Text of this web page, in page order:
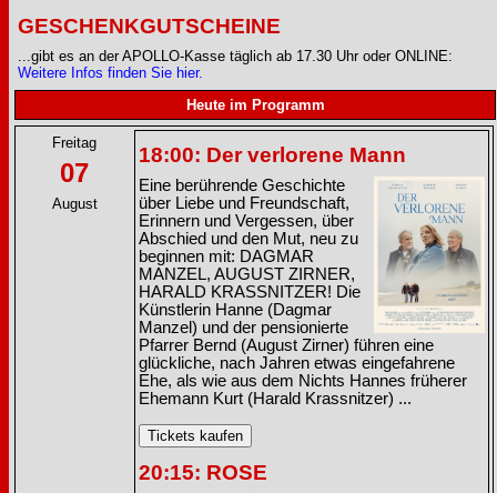
GESCHENKGUTSCHEINE
...gibt es an der APOLLO-Kasse täglich ab 17.30 Uhr oder ONLINE:
Weitere Infos finden Sie hier.
Heute im Programm
Freitag
07
August
18:00: Der verlorene Mann
Eine berührende Geschichte
über Liebe und Freundschaft,
Erinnern und Vergessen, über
Abschied und den Mut, neu zu
beginnen mit: DAGMAR
MANZEL, AUGUST ZIRNER,
HARALD KRASSNITZER! Die
Künstlerin Hanne (Dagmar
Manzel) und der pensionierte
Pfarrer Bernd (August Zirner) führen eine
glückliche, nach Jahren etwas eingefahrene
Ehe, als wie aus dem Nichts Hannes früherer
Ehemann Kurt (Harald Krassnitzer) ...
20:15: ROSE